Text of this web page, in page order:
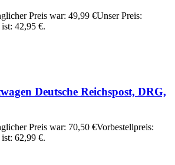
Preis war: 49,99 €Unser Preis:
42,95 €.
Deutsche Reichspost, DRG,
Preis war: 70,50 €Vorbestellpreis:
62,99 €.